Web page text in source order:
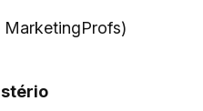
MarketingProfs)